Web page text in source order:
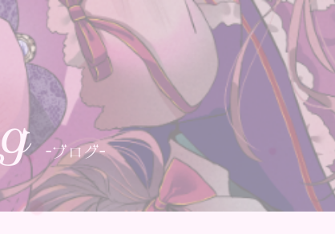
-ブログ-